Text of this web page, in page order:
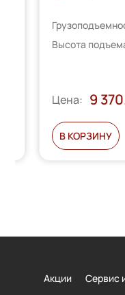
Высота
Цена: 9
В КОРЗИНУ
Акции Сервис